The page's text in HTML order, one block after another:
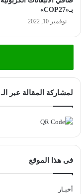
بـ«COP27»
نوفمبر 10, 2022
لمشاركة المقالة عبر الـ QR
فى هذا الموقع
أخبـار